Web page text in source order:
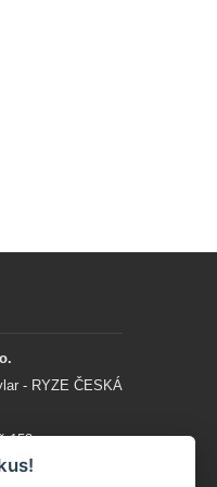
- RYZE ČESKÁ
153